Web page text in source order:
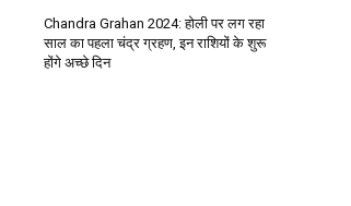
Chandra Grahan 2024: होली पर लग रहा
साल का पहला चंद्र ग्रहण, इन राशियों के शुरू
होंगे अच्छे दिन